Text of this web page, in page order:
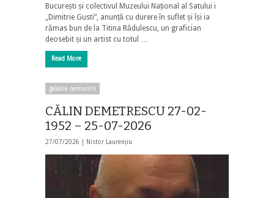
București și colectivul Muzeului Național al Satului i
„Dimitrie Gusti”, anunță cu durere în suflet și își ia
rămas bun de la Titina Rădulescu, un grafician
deosebit și un artist cu totul …
Read More
galaxia nemuririi
CĂLIN DEMETRESCU 27-02-
1952 – 25-07-2026
27/07/2026 | Nistor Laurențiu